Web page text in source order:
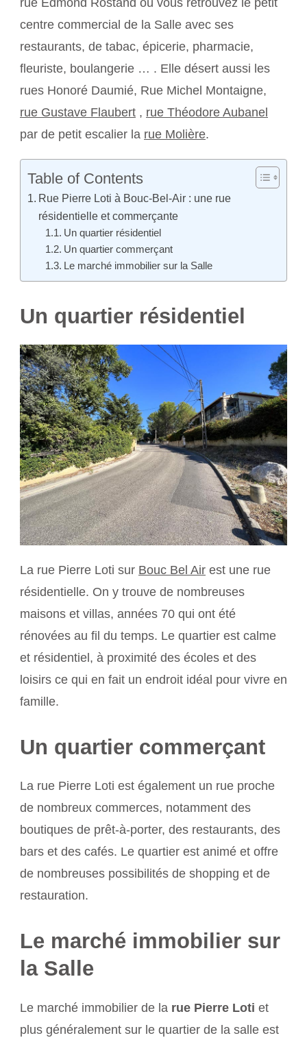
rue Edmond Rostand où vous retrouvez le petit
centre commercial de la Salle avec ses
restaurants, de tabac, épicerie, pharmacie,
fleuriste, boulangerie … . Elle désert aussi les
rues Honoré Daumié, Rue Michel Montaigne,
rue Gustave Flaubert , rue Théodore Aubanel
par de petit escalier la rue Molière.
Table of Contents
Rue Pierre Loti à Bouc-Bel-Air : une rue
résidentielle et commerçante
Un quartier résidentiel
Un quartier commerçant
Le marché immobilier sur la Salle
Un quartier résidentiel
La rue Pierre Loti sur Bouc Bel Air est une rue
résidentielle. On y trouve de nombreuses
maisons et villas, années 70 qui ont été
rénovées au fil du temps. Le quartier est calme
et résidentiel, à proximité des écoles et des
loisirs ce qui en fait un endroit idéal pour vivre en
famille.
Un quartier commerçant
La rue Pierre Loti est également un rue proche
de nombreux commerces, notamment des
boutiques de prêt-à-porter, des restaurants, des
bars et des cafés. Le quartier est animé et offre
de nombreuses possibilités de shopping et de
restauration.
Le marché immobilier sur
la Salle
Le marché immobilier de la rue Pierre Loti et
plus généralement sur le quartier de la salle est